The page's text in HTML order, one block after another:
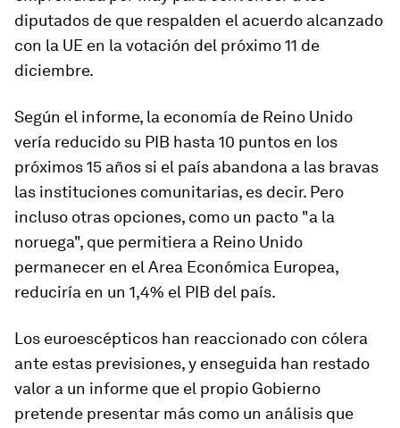
diputados de que respalden el acuerdo alcanzado
con la UE en la votación del próximo 11 de
diciembre.
Según el informe, la economía de Reino Unido
vería reducido su PIB hasta 10 puntos en los
próximos 15 años si el país abandona a las bravas
las instituciones comunitarias, es decir. Pero
incluso otras opciones, como un pacto "a la
noruega", que permitiera a Reino Unido
permanecer en el Area Económica Europea,
reduciría en un 1,4% el PIB del país.
Los euroescépticos han reaccionado con cólera
ante estas previsiones, y enseguida han restado
valor a un informe que el propio Gobierno
pretende presentar más como un análisis que